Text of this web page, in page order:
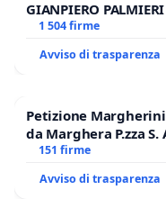
GIANPIERO
1 504 firme
Avviso di trasparenza
Petizione Margherini
da Marghera P.zza
Polo tariffa a € 1,50
151 firme
Avviso di trasparenza